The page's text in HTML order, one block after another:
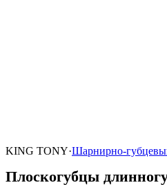
KING TONY·Шарнирно-
Плоскогубцы